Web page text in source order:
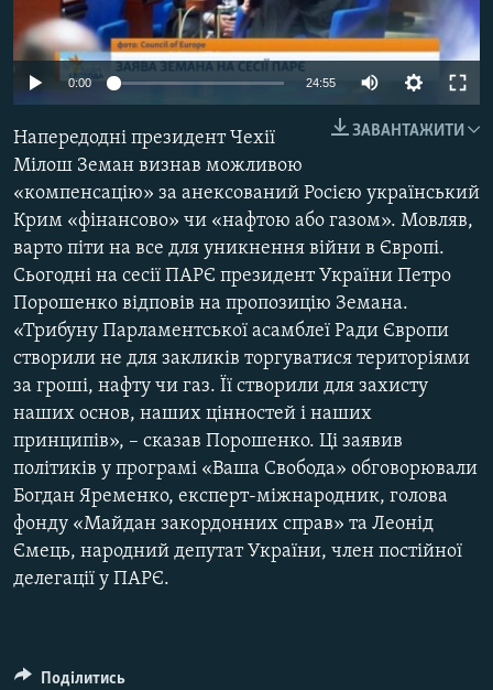
МУЛЬТИМЕДІА
ФОТО
СПЕЦПРОЄКТИ
ПОДКАСТИ
КРИМ РЕАЛІЇ
РУС
УКР
КТАТ
ДОЛУЧАЙСЯ!
Усі сайти RFE/RL
0:00 24:55
ЗАВАНТАЖИТИ
Напередодні президент Чехії
Мілош Земан визнав можливою
«компенсацію» за анексований Росією український
Крим «фінансово» чи «нафтою або газом». Мовляв,
варто піти на все для уникнення війни в Європі.
Сьогодні на сесії ПАРЄ президент України Петро
Порошенко відповів на пропозицію Земана.
«Трибуну Парламентської асамблеї Ради Європи
створили не для закликів торгуватися територіями
за гроші, нафту чи газ. Її створили для захисту
наших основ, наших цінностей і наших
принципів», – сказав Порошенко. Ці заявив
політиків у програмі «Ваша Свобода» обговорювали
Богдан Яременко, експерт-міжнародник, голова
фонду «Майдан закордонних справ» та Леонід
Ємець, народний депутат України, член постійної
делегації у ПАРЄ.
Поділитись